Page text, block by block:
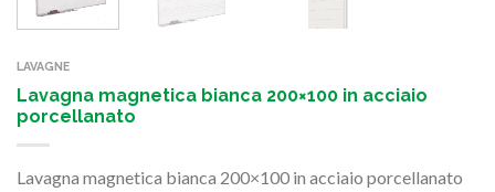
LAVAGNE
Lavagna magnetica bianca 200×100 in acciaio
porcellanato
Lavagna magnetica bianca 200×100 in acciaio porcellanato